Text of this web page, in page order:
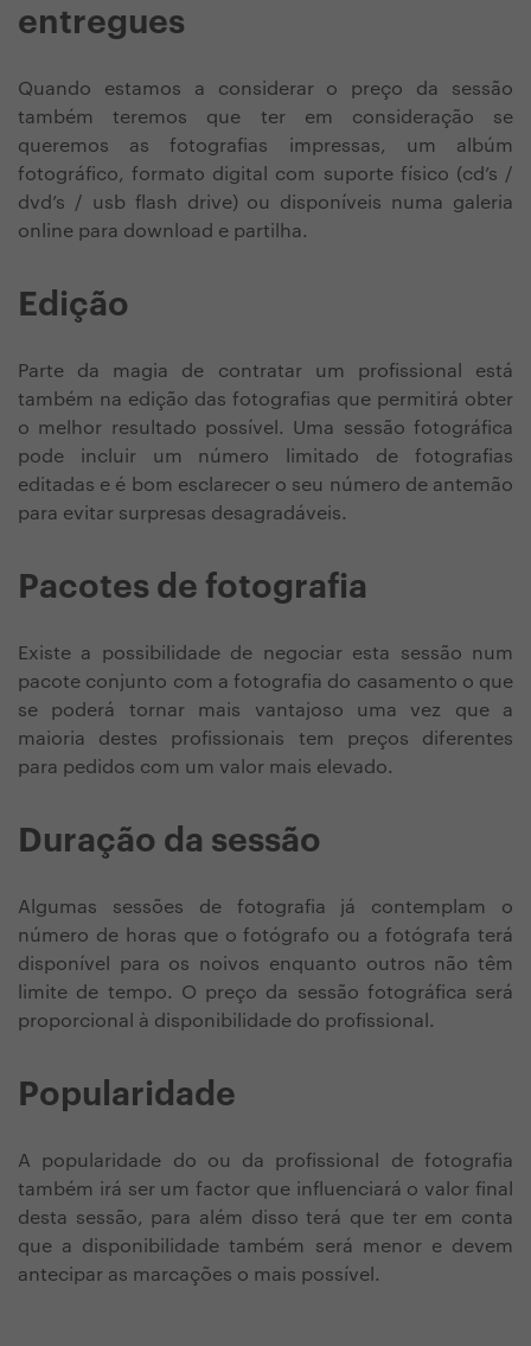
entregues
Quando estamos a considerar o preço da sessão
também teremos que ter em consideração se
queremos as fotografias impressas, um albúm
fotográfico, formato digital com suporte físico (cd’s /
dvd’s / usb flash drive) ou disponíveis numa galeria
online para download e partilha.
Edição
Parte da magia de contratar um profissional está
também na edição das fotografias que permitirá obter
o melhor resultado possível. Uma sessão fotográfica
pode incluir um número limitado de fotografias
editadas e é bom esclarecer o seu número de antemão
para evitar surpresas desagradáveis.
Pacotes de fotografia
Existe a possibilidade de negociar esta sessão num
pacote conjunto com a fotografia do casamento o que
se poderá tornar mais vantajoso uma vez que a
maioria destes profissionais tem preços diferentes
para pedidos com um valor mais elevado.
Duração da sessão
Algumas sessões de fotografia já contemplam o
número de horas que o fotógrafo ou a fotógrafa terá
disponível para os noivos enquanto outros não têm
limite de tempo. O preço da sessão fotográfica será
proporcional à disponibilidade do profissional.
Popularidade
A popularidade do ou da profissional de fotografia
também irá ser um factor que influenciará o valor final
desta sessão, para além disso terá que ter em conta
que a disponibilidade também será menor e devem
antecipar as marcações o mais possível.